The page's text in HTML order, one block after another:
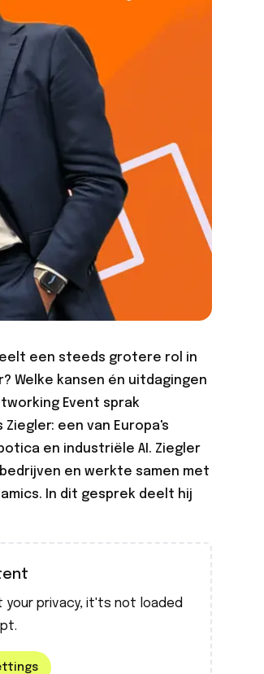
een steeds grotere rol in
Welke kansen én uitdagingen
Event sprak
een van Europa's
en industriële AI. Ziegler
en werkte samen met
In dit gesprek deelt hij
your privacy, it'ts not loaded